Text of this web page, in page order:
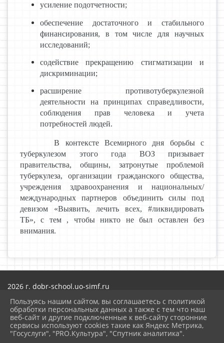
усиление подотчетности;
обеспечение достаточного и стабильного
финансирования, в том числе для научных
исследований;
содействие прекращению стигматизации и
дискриминации;
расширение противотуберкулезной
деятельности на принципах справедливости,
соблюдения прав человека и учета
потребностей людей.
В контексте Всемирного дня борьбы с
туберкулезом этого года ВОЗ призывает
правительства, общины, затронутые проблемой
туберкулеза, организации гражданского общества,
учреждения здравоохранения и национальных/
международных партнеров объединить силы под
девизом «Выявить, лечить всех, #ликвидировать
ТБ», с тем , чтобы никто не был оставлен без
внимания.
2026 г. dobr-school.uo-simf.ru
Карта сайта
Политика обработки персональных данных
Сделано на KubCMS
Разработка и поддержка
Пользуясь нашим сайтом, вы соглашаетесь с политикой
обработки персональных данных а также с тем что наш
веб-сайт и другие подключенные к веб-сайту сторонние
сервисы используют cookies такие как Яндекс Метрика,
"Госуслуги", "PRO.Культура", "Спутник аналитика".